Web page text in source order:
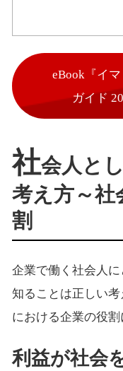
eBook『イ
ガイド
社会人と
考え方～社
割
企業で働く社会人
知ることは正しい
における企業の役割
利益が社会